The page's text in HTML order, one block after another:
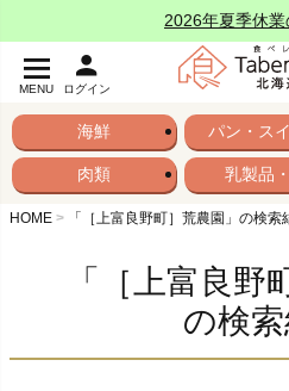
2026年夏季休
MENU ログイン
海鮮 パン・ス
肉類 乳製品
HOME 「［上富良野町］荒農園」の検索
「［上富良野
の検